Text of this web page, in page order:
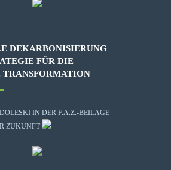
DEKARBONISIERUNG
FÜR DIE
TRANSFORMATION
IN DER F.A.Z.-BEILAGE
ZUKUNFT